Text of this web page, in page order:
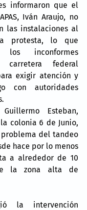
informaron que el
Iván Araujo, no
las instalaciones al
protesta, lo que
inconformes
carretera federal
exigir atención y
con autoridades
Esteban,
colonia 6 de Junio,
del tandeo
hace por lo menos
a alrededor de 10
la zona alta de
la intervención